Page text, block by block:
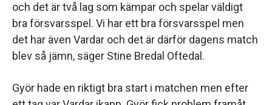
och det är två lag som kämpar och spelar väldigt
bra försvarsspel. Vi har ett bra försvarsspel men
det har även Vardar och det är därför dagens match
blev så jämn, säger Stine Bredal Oftedal.
Györ hade en riktigt bra start i matchen men efter